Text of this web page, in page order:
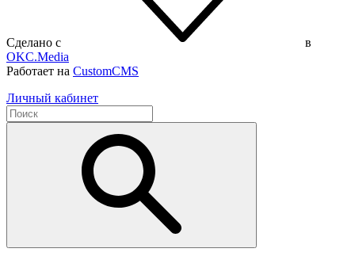
Сделано с
в
OKC.Media
Работает на CustomCMS
Личный кабинет